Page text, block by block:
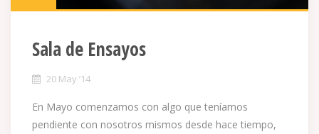
Sala de Ensayos
20 May ’14
En Mayo comenzamos con algo que teníamos
pendiente con nosotros mismos desde hace tiempo,